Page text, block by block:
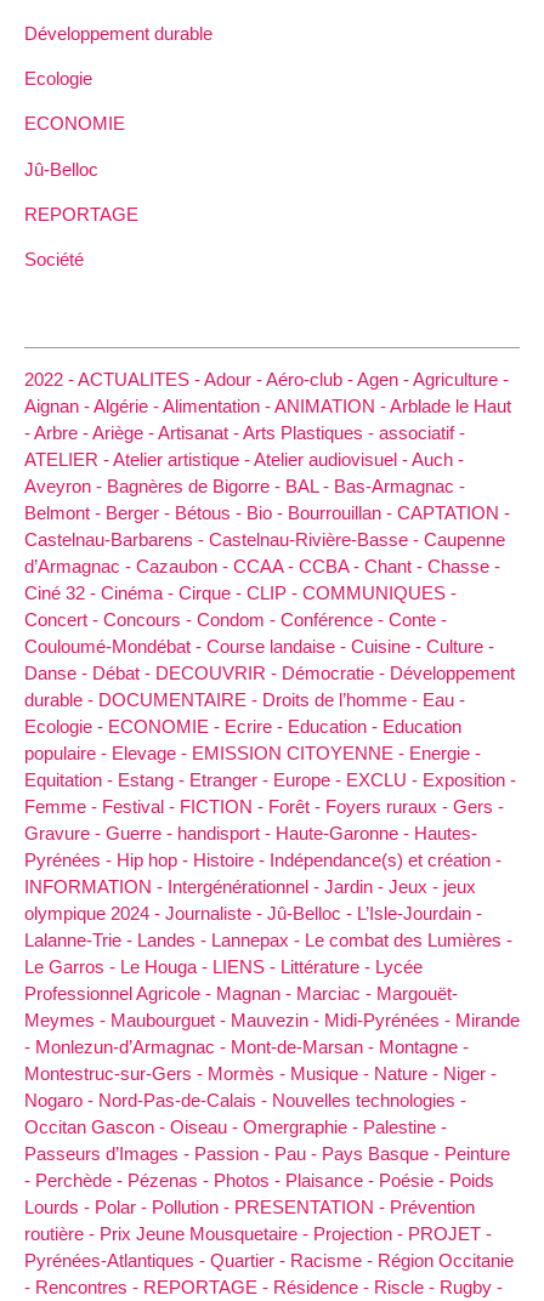
Développement durable
Ecologie
ECONOMIE
Jû-Belloc
REPORTAGE
Société
2022 -ACTUALITES -Adour -Aéro-club -Agen -Agriculture -
Aignan -Algérie -Alimentation -ANIMATION -Arblade le Haut
-Arbre -Ariège -Artisanat -Arts Plastiques - associatif -
ATELIER -Atelier artistique -Atelier audiovisuel -Auch -
Aveyron - Bagnères de Bigorre - BAL - Bas-Armagnac -
Belmont - Berger - Bétous - Bio - Bourrouillan - CAPTATION -
Castelnau-Barbarens - Castelnau-Rivière-Basse - Caupenne
d’Armagnac - Cazaubon - CCAA - CCBA - Chant - Chasse -
Ciné 32 - Cinéma - Cirque - CLIP - COMMUNIQUES -
Concert - Concours - Condom - Conférence - Conte -
Couloumé-Mondébat - Course landaise - Cuisine - Culture -
Danse - Débat - DECOUVRIR - Démocratie - Développement
durable - DOCUMENTAIRE - Droits de l’homme - Eau -
Ecologie - ECONOMIE - Ecrire - Education - Education
populaire - Elevage - EMISSION CITOYENNE - Energie -
Equitation - Estang - Etranger - Europe - EXCLU - Exposition -
Femme - Festival - FICTION - Forêt - Foyers ruraux - Gers -
Gravure - Guerre - handisport - Haute-Garonne - Hautes-
Pyrénées - Hip hop - Histoire - Indépendance(s) et création -
INFORMATION - Intergénérationnel - Jardin - Jeux - jeux
olympique 2024 - Journaliste - Jû-Belloc - L’Isle-Jourdain -
Lalanne-Trie - Landes - Lannepax - Le combat des Lumières -
Le Garros - Le Houga - LIENS - Littérature - Lycée
Professionnel Agricole - Magnan - Marciac - Margouët-
Meymes - Maubourguet - Mauvezin - Midi-Pyrénées - Mirande
- Monlezun-d’Armagnac - Mont-de-Marsan - Montagne -
Montestruc-sur-Gers - Mormès - Musique - Nature - Niger -
Nogaro - Nord-Pas-de-Calais - Nouvelles technologies -
Occitan Gascon - Oiseau - Omergraphie - Palestine -
Passeurs d’Images - Passion - Pau - Pays Basque - Peinture
- Perchède - Pézenas - Photos - Plaisance - Poésie - Poids
Lourds - Polar - Pollution - PRESENTATION - Prévention
routière - Prix Jeune Mousquetaire - Projection - PROJET -
Pyrénées-Atlantiques - Quartier - Racisme - Région Occitanie
- Rencontres - REPORTAGE - Résidence - Riscle - Rugby -